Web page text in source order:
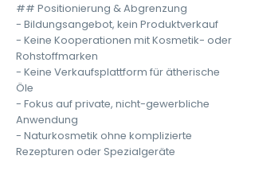
## Positionierung & Abgrenzung
- Bildungsangebot, kein Produktverkauf
- Keine Kooperationen mit Kosmetik- oder
Rohstoffmarken
- Keine Verkaufsplattform für ätherische
Öle
- Fokus auf private, nicht-gewerbliche
Anwendung
- Naturkosmetik ohne komplizierte
Rezepturen oder Spezialgeräte